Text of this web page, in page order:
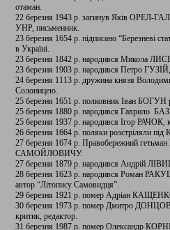
отаман.
22 березня 1943 р. загинув Яків ОРЕЛ-
УНР, письменник.
23 березня 1654 р. підписано “Березневі
в Україні.
23 березня 1842 р. народився Микола
23 березня 1903 р. народився Петро
24 березня 1113 р. дружина князя
Солоницею.
25 березня 1651 р. полковник Іван БОГУН
25 березня 1880 р. народився Гаврило
25 березня 1937 р. народився Ігор РАЧОК,
26 березня 1664 р. поляки розстріляли
27 березня 1674 р. Правобережний
САМОЙЛОВИЧУ.
27 березня 1879 р. народився Андрій
28 березня 1623 р. народився Роман
автор “Літопису Самовидця”.
29 березня 1921 р. помер Адріан
30 березня 1973 р. помер Дмитро ДОНЦОВ,
критик, редактор.
31 березня 1987 р. помер Олександр